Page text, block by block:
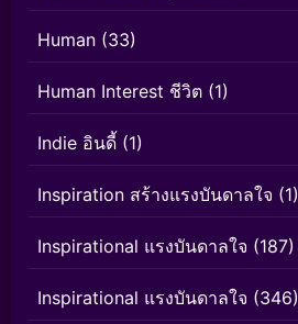
Human (33)
Human Interest ชีวิต (1)
Indie อินดี้ (1)
Inspiration สร้างแรงบันดาลใจ (1)
Inspirational แรงบันดาลใจ (187)
Inspirational แรงบันดาลใจ (346)